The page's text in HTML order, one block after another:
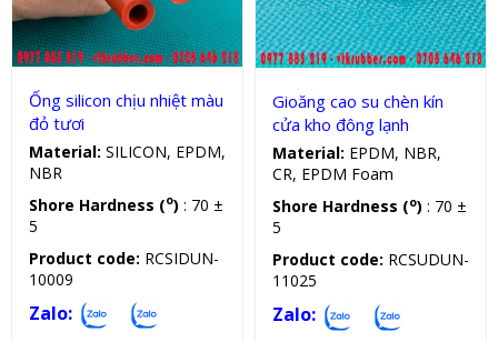
Ống silicon chịu nhiệt màu
đỏ tươi
Material: SILICON, EPDM,
NBR
Shore Hardness (o) : 70 ±
5
Product code: RCSIDUN-
10009
Zalo:
Gioăng cao su chèn kín
cửa kho đông lạnh
Material: EPDM, NBR,
CR, EPDM Foam
Shore Hardness (o) : 70 ±
5
Product code: RCSUDUN-
11025
Zalo: